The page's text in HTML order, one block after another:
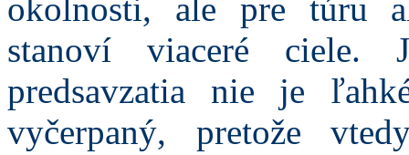
okolnosti, ale pre túru
stanoví viaceré ciele.
predsavzatia nie je
vyčerpaný, pretože